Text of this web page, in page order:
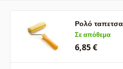
Ρολό
Σε απόθεμα
6,85 €